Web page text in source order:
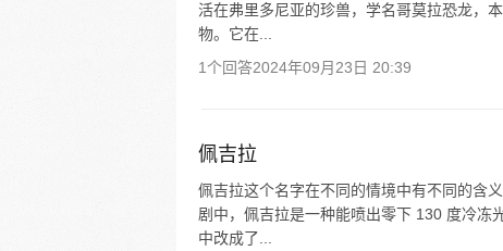
活在弗里多尼亚的珍兽，学名哥莫拉恐龙，
物。它在...
1个回答2024年09月23日 20:39
佩吉拉
佩吉拉这个名字在不同的情境中有不同的含
剧中，佩吉拉是一种能喷出零下 130 度冷冻
中改成了...